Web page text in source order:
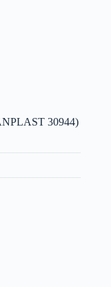
30944)